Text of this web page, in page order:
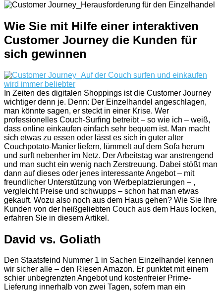
Wie Sie mit Hilfe einer interaktiven
Customer Journey die Kunden für
sich gewinnen
In Zeiten des digitalen Shoppings ist die Customer Journey
wichtiger denn je. Denn: Der Einzelhandel angeschlagen,
man könnte sagen, er steckt in einer Krise. Wer
professionelles Couch-Surfing betreibt – so wie ich – weiß,
dass online einkaufen einfach sehr bequem ist. Man macht
sich etwas zu essen oder lässt es sich in guter alter
Couchpotato-Manier liefern, lümmelt auf dem Sofa herum
und surft nebenher im Netz. Der Arbeitstag war anstrengend
und man sucht ein wenig nach Zerstreuung. Dabei stößt man
dann auf dieses oder jenes interessante Angebot – mit
freundlicher Unterstützung von Werbeplatzierungen – ,
vergleicht Preise und schwupps – schon hat man etwas
gekauft. Wozu also noch aus dem Haus gehen? Wie Sie Ihre
Kunden von der heißgeliebten Couch aus dem Haus locken,
erfahren Sie in diesem Artikel.
David vs. Goliath
Den Staatsfeind Nummer 1 in Sachen Einzelhandel kennen
wir sicher alle – den Riesen Amazon. Er punktet mit einem
schier unbegrenzten Angebot und kostenfreier Prime-
Lieferung innerhalb von zwei Tagen, sofern man ein